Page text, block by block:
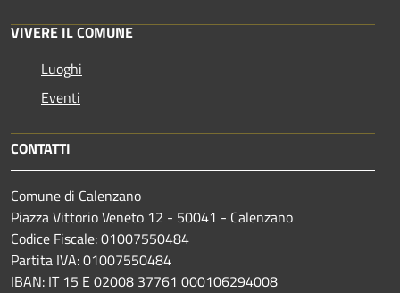
VIVERE IL COMUNE
Luoghi
Eventi
CONTATTI
Comune di Calenzano
Piazza Vittorio Veneto 12 - 50041 - Calenzano
Codice Fiscale: 01007550484
Partita IVA: 01007550484
IBAN: IT 15 E 02008 37761 000106294008